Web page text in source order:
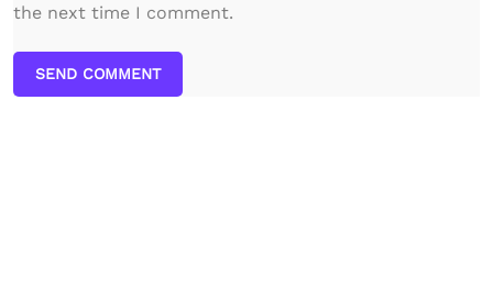
the next time I comment.
SEND COMMENT